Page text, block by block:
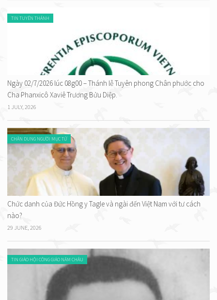
TIN TUYÊN THÁNH
Ngày 02/7/2026 lúc 08g00 – Thánh lễ Tuyên phong Chân phước cho
Cha Phanxicô Xaviê Trương Bửu Diệp.
1 JULY, 2026
CHÂN DUNG NGƯỜI MỤC TỬ
Chức danh của Đức Hồng y Tagle và ngài đến Việt Nam với tư cách
nào?
29 JUNE, 2026
TIN GIÁO HỘI CÔNG GIÁO NĂM CHÂU